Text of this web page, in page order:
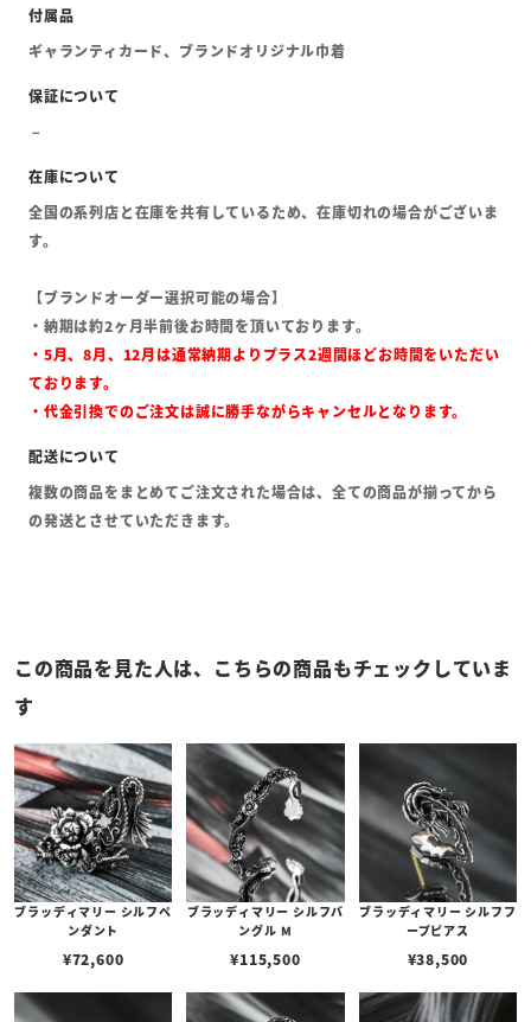
ギャランティカード、ブランドオリジナル巾着
全国の系列店と在庫を共有しているため、在庫切れの場合がございま
す。
【ブランドオーダー選択可能の場合】
・納期は約2ヶ月半前後お時間を頂いております。
・5月、8月、12月は通常納期よりプラス2週間ほどお時間をいただい
ております。
・代金引換でのご注文は誠に勝手ながらキャンセルとなります。
複数の商品をまとめてご注文された場合は、全ての商品が揃ってから
の発送とさせていただきます。
この商品を見た人は、こちらの商品もチェックしていま
す
ブラッディマリー シルフペ
ンダント
¥72,600
ブラッディマリー シルフバ
ングル M
¥115,500
ブラッディマリー シルフフ
ープピアス
¥38,500